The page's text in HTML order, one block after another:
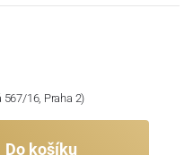
16, Praha 2)
Do košíku